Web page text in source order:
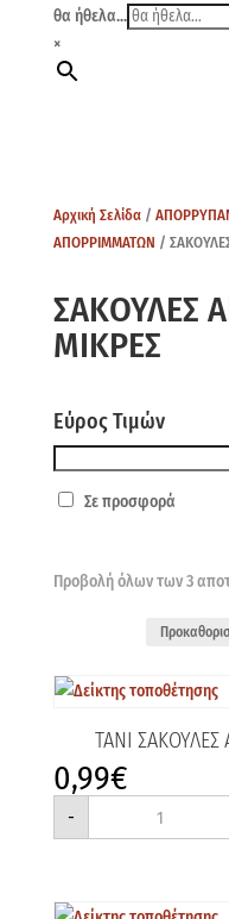
θα ήθελα...
×
Αρχική Σελίδα/
ΑΠΟΡΡΙΜΜΑΤΩΝ /
ΣΑΚΟΥΛΕΣ
ΜΙΚΡΕΣ
Εύρος Τιμών
Σε προσφορά
Προβολή όλων των 3
ΤΑΝΙ ΣΑΚΟΥΛΕΣ
0,99€
-
ΤΑΝΙ
ΑΠΟΡΡ.